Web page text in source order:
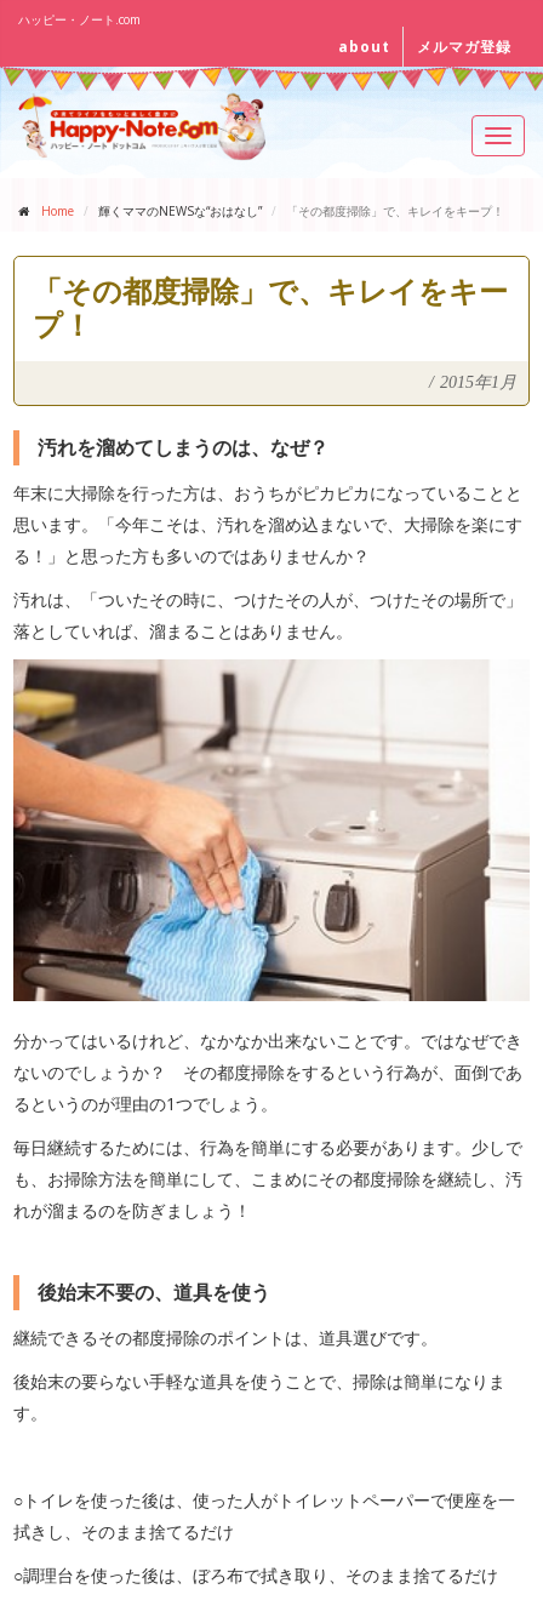
ハッピー・ノート.com
about メルマガ登録
Home 輝くママのNEWSな“おはなし” 「その都度掃除」で、キレイをキープ！
「その都度掃除」で、キレイをキー
プ！
/ 2015年1月
汚れを溜めてしまうのは、なぜ？
年末に大掃除を行った方は、おうちがピカピカになっていることと
思います。「今年こそは、汚れを溜め込まないで、大掃除を楽にす
る！」と思った方も多いのではありませんか？
汚れは、「ついたその時に、つけたその人が、つけたその場所で」
落としていれば、溜まることはありません。
分かってはいるけれど、なかなか出来ないことです。ではなぜでき
ないのでしょうか？ その都度掃除をするという行為が、面倒であ
るというのが理由の1つでしょう。
毎日継続するためには、行為を簡単にする必要があります。少しで
も、お掃除方法を簡単にして、こまめにその都度掃除を継続し、汚
れが溜まるのを防ぎましょう！
後始末不要の、道具を使う
継続できるその都度掃除のポイントは、道具選びです。
後始末の要らない手軽な道具を使うことで、掃除は簡単になりま
す。
○トイレを使った後は、使った人がトイレットペーパーで便座を一
拭きし、そのまま捨てるだけ
○調理台を使った後は、ぼろ布で拭き取り、そのまま捨てるだけ